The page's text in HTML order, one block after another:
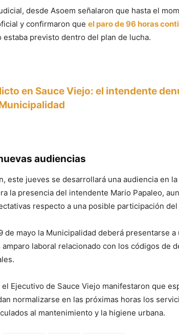
desde Asoem señalaron que hasta el
y confirmaron que el paro de 96 horas
estaba previsto dentro del plan de lucha.
en Sauce Viejo: el intendente
audiencias
este jueves se desarrollará una audiencia en
la presencia del intendente Mario Papaleo,
respecto a una posible participación del
de mayo la Municipalidad deberá presentarse a
laboral relacionado con los códigos de
Ejecutivo de Sauce Viejo manifestaron que
normalizarse en las próximas horas los
al mantenimiento y la higiene urbana.